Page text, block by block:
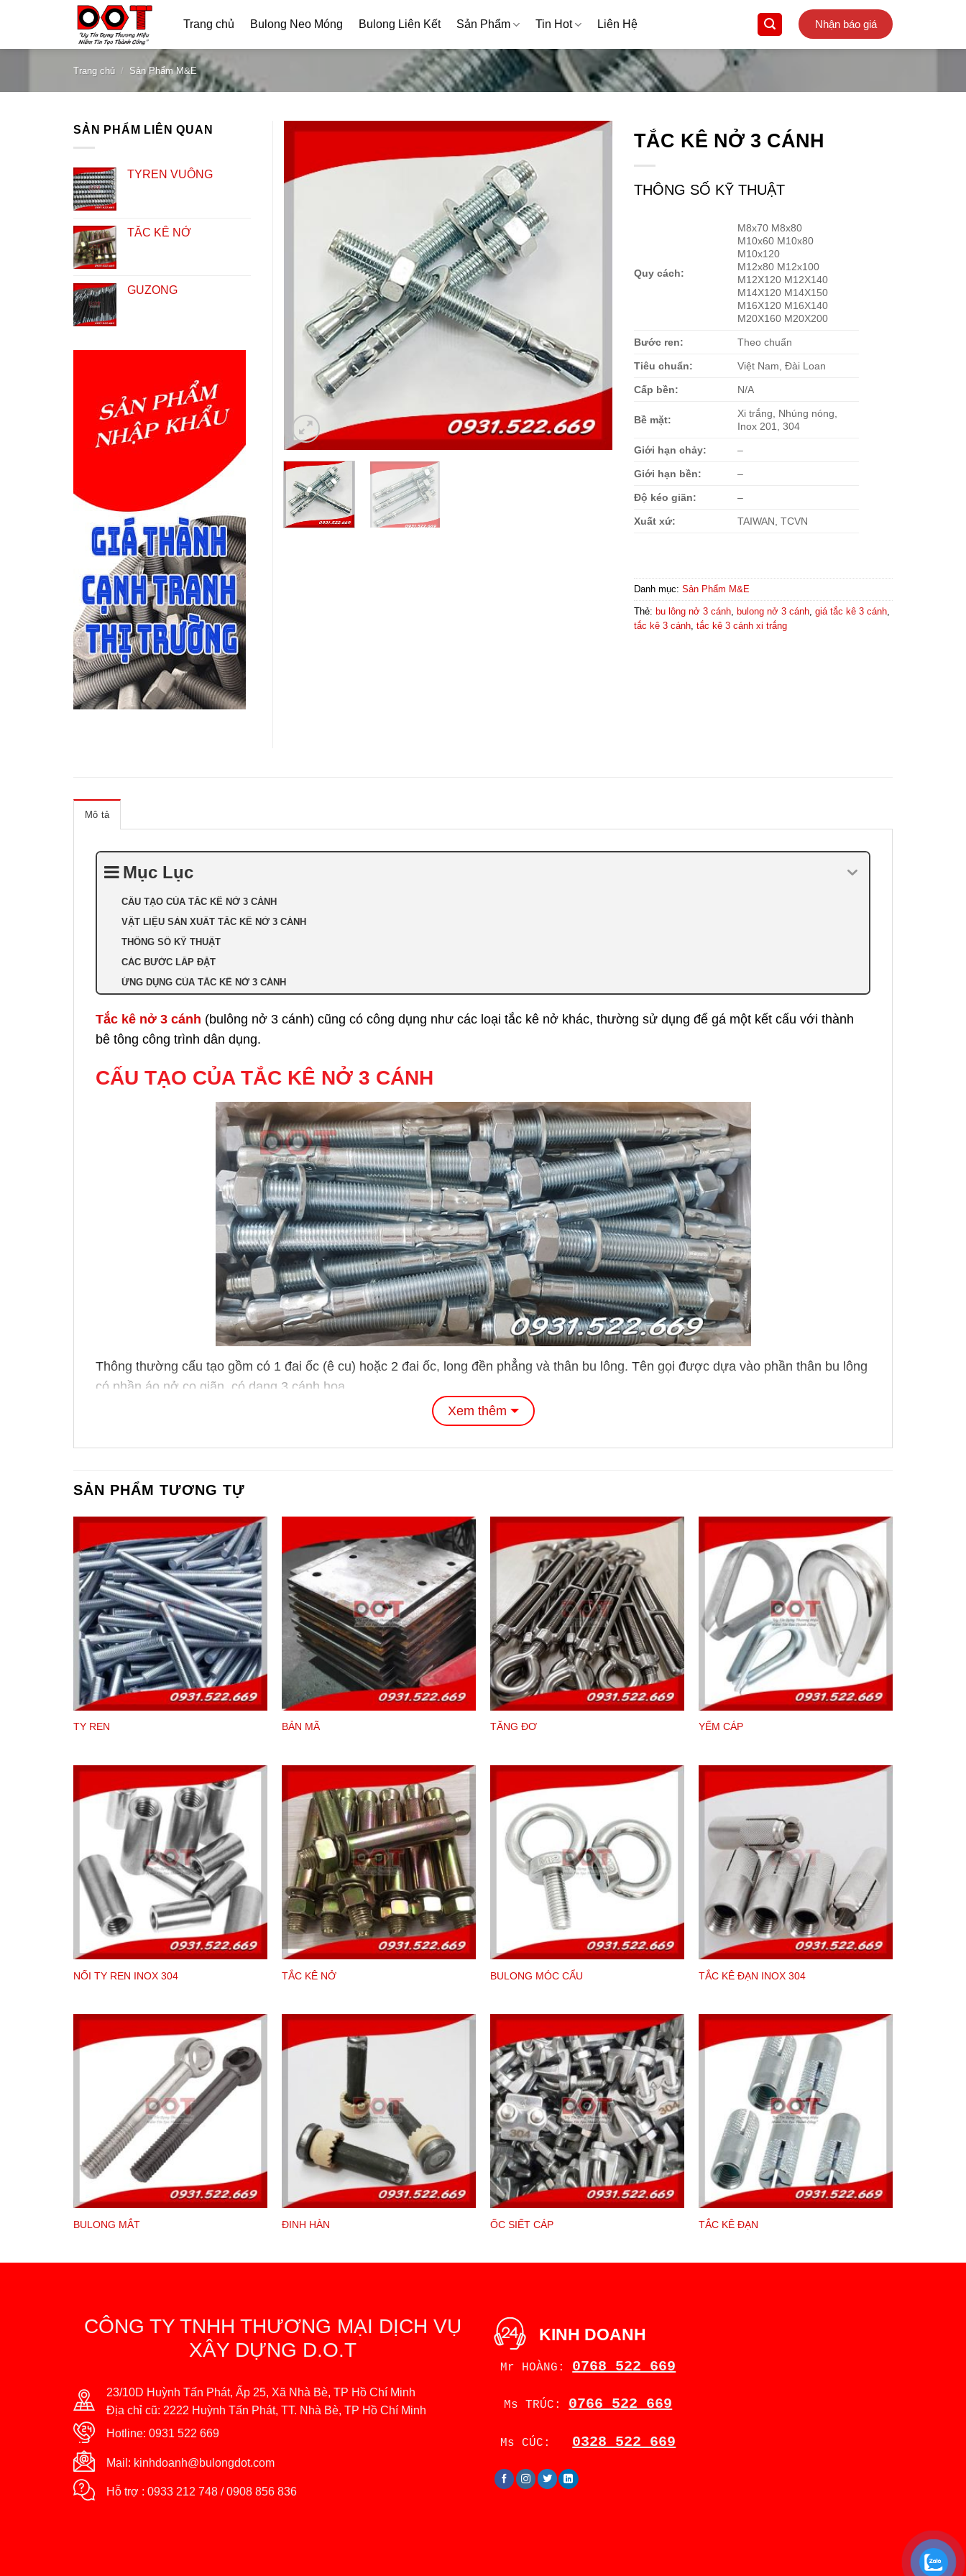
Trang chủ Bulong Neo Móng Bulong Liên Kết Sản Phẩm Tin Hot Liên Hệ Nhận báo giá
Trang chủ / Sản Phẩm M&E
TẮC KÊ NỞ 3 CÁNH
THÔNG SỐ KỸ THUẬT
Quy cách:
M8x70 M8x80
M10x60 M10x80
M10x120
M12x80 M12x100
M12X120 M12X140
M14X120 M14X150
M16X120 M16X140
M20X160 M20X200
Bước ren: Theo chuẩn
Tiêu chuẩn: Việt Nam, Đài Loan
Cấp bền: N/A
Bề mặt:
Xi trắng, Nhúng nóng,
Inox 201, 304
Giới hạn chảy: –
Giới hạn bền: –
Độ kéo giãn: –
Xuất xứ: TAIWAN, TCVN
Danh mục: Sản Phẩm M&E
Thẻ: bu lông nở 3 cánh bulong nở 3 cánh giá tắc kê 3 cánh
tắc kê 3 cánh tắc kê 3 cánh xi trắng
SẢN PHẨM LIÊN QUAN
TYREN VUÔNG
TẮC KÊ NỞ
GUZONG
Mô tả
Mục Lục
CẤU TẠO CỦA TẮC KÊ NỞ 3 CÁNH
VẬT LIỆU SẢN XUẤT TẮC KÊ NỞ 3 CÁNH
THÔNG SỐ KỸ THUẬT
CÁC BƯỚC LẮP ĐẶT
ỨNG DỤNG CỦA TẮC KÊ NỞ 3 CÁNH
Tắc kê nở 3 cánh (bulông nở 3 cánh) cũng có công dụng như các loại tắc kê nở khác, thường sử dụng để gá một kết cấu với thành
bê tông công trình dân dụng.
CẤU TẠO CỦA TẮC KÊ NỞ 3 CÁNH
Thông thường cấu tạo gồm có 1 đai ốc (ê cu) hoặc 2 đai ốc, long đền phẳng và thân bu lông. Tên gọi được dựa vào phần thân bu lông
có phần áo nở co giãn, có dạng 3 cánh hoa.
VẬT LIỆU SẢN XUẤT TẮC KÊ NỞ 3 CÁNH
Thông thường tắc kê nở mạ kẽm điện phân được chế tạo bằng thép hợp kim như: CT3, SS400, Q325, C35, C45… hoặc theo cấp bền
4.6; 5.6; 6.8,…
Bề mặt bulong nếu được sản xuất bằng thép hợp kim như CT3, C45… Thông thường được mạ bằng phương pháp mạ kẽm điện
phân. Khi dùng trong môi trường khắc nghiệt hơn người ta còn mạ bằng phương pháp nhúng nóng.
Cấp bền của tắc kê nở thông thường sản xuất theo tiêu chuẩn Việt Nam hoặc quốc tế, tùy vào yêu cầu của công việc mà có thể sử
dụng bu lông có cấp bền cao hay thấp.
THÔNG SỐ KỸ THUẬT
Thông số kỹ thuật được sản xuất theo tiêu chuẩn về đường kính thân cũng như chiều dài tổng thể của sản phẩm. Dưới đây là bảng
thông số kỹ thuật các bạn cùng tham khảo!
Xem thêm
SẢN PHẨM TƯƠNG TỰ
TY REN BẢN MÃ TĂNG ĐƠ YẾM CÁP
NỐI TY REN INOX 304 TẮC KÊ NỞ BULONG MÓC CẨU TẮC KÊ ĐẠN INOX 304
BULONG MẮT ĐINH HÀN ỐC SIẾT CÁP TẮC KÊ ĐẠN
CÔNG TY TNHH THƯƠNG MẠI DỊCH VỤ
XÂY DỰNG D.O.T
23/10D Huỳnh Tấn Phát, Ấp 25, Xã Nhà Bè, TP Hồ Chí Minh
Địa chỉ cũ: 2222 Huỳnh Tấn Phát, TT. Nhà Bè, TP Hồ Chí Minh
Hotline: 0931 522 669
Mail: kinhdoanh@bulongdot.com
Hỗ trợ : 0933 212 748 /0908 856 836
KINH DOANH
Mr HOÀNG: 0768 522 669
Ms TRÚC: 0766 522 669
Ms CÚC: 0328 522 669